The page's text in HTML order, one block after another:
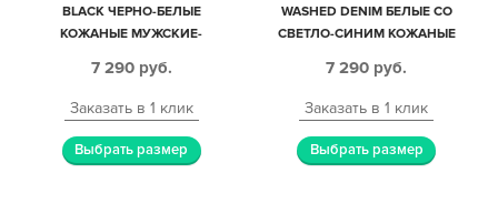
BLACK ЧЕРНО-БЕЛЫЕ
КОЖАНЫЕ МУЖСКИЕ-
7 290 руб.
Заказать в 1 клик
Выбрать размер
WASHED DENIM БЕЛЫЕ СО
СВЕТЛО-СИНИМ КОЖАНЫЕ
7 290 руб.
Заказать в 1 клик
Выбрать размер